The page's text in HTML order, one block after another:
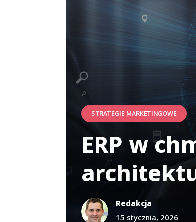
STRATEGIE MARKETINGOWE
ERP w
Redakcja
15 stycznia, 2026